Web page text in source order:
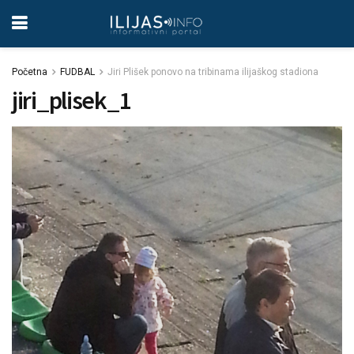
Početna FUDBAL Jiri Plišek ponovo na tribinama ilijaškog stadiona
jiri_plisek_1